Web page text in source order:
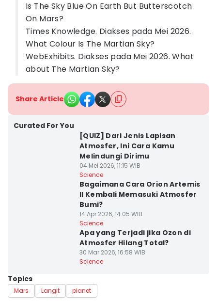
Is The Sky Blue On Earth But Butterscotch
On Mars?
Times Knowledge. Diakses pada Mei 2026.
What Colour Is The Martian Sky?
WebExhibits. Diakses pada Mei 2026. What
about The Martian Sky?
Share Article
Curated For You
[QUIZ] Dari Jenis Lapisan
Atmosfer, Ini Cara Kamu
Melindungi Dirimu
04 Mei 2026, 11:15 WIB
Science
Bagaimana Cara Orion Artemis
II Kembali Memasuki Atmosfer
Bumi?
14 Apr 2026, 14:05 WIB
Science
Apa yang Terjadi jika Ozon di
Atmosfer Hilang Total?
30 Mar 2026, 16:58 WIB
Science
Topics
Mars Langit planet